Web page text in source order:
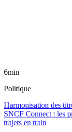
6min
Politique
Harmonisation des
SNCF Connect : les
trajets en train